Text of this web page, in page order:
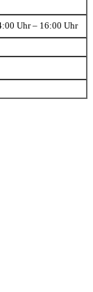
Uhr – 16:00 Uhr